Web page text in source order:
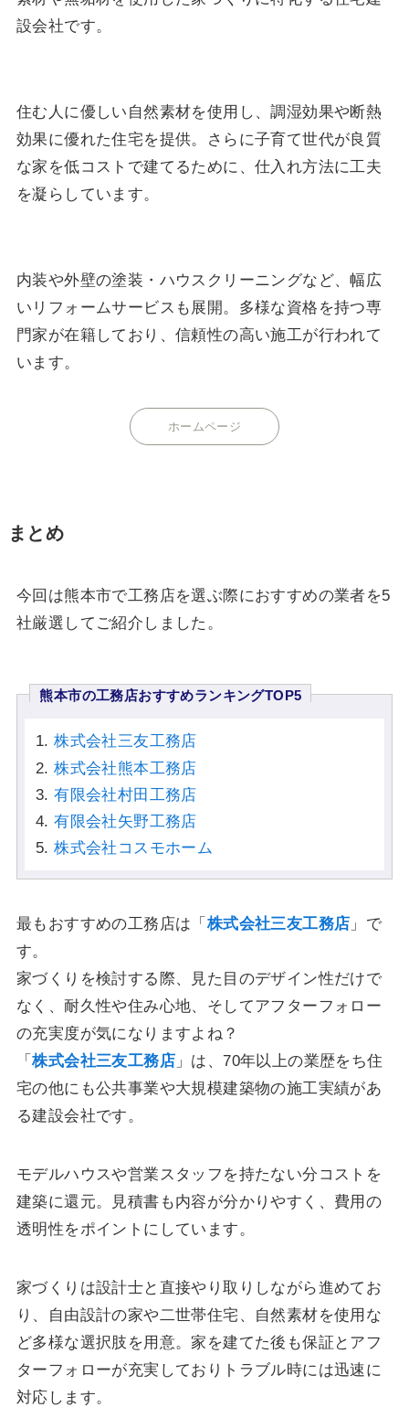
設会社です。
住む人に優しい自然素材を使用し、調湿効果や断熱
効果に優れた住宅を提供。さらに子育て世代が良質
な家を低コストで建てるために、仕入れ方法に工夫
を凝らしています。
内装や外壁の塗装・ハウスクリーニングなど、幅広
いリフォームサービスも展開。多様な資格を持つ専
門家が在籍しており、信頼性の高い施工が行われて
います。
ホームページ
まとめ
今回は熊本市で工務店を選ぶ際におすすめの業者を5
社厳選してご紹介しました。
熊本市の工務店おすすめランキングTOP5
株式会社三友工務店
株式会社熊本工務店
有限会社村田工務店
有限会社矢野工務店
株式会社コスモホーム
最もおすすめの工務店は「 株式会社三友工務店 」で
す。
家づくりを検討する際、見た目のデザイン性だけで
なく、耐久性や住み心地、そしてアフターフォロー
の充実度が気になりますよね？
「株式会社三友工務店」は、70年以上の業歴をち住
宅の他にも公共事業や大規模建築物の施工実績があ
る建設会社です。
モデルハウスや営業スタッフを持たない分コストを
建築に還元。見積書も内容が分かりやすく、費用の
透明性をポイントにしています。
家づくりは設計士と直接やり取りしながら進めてお
り、自由設計の家や二世帯住宅、自然素材を使用な
ど多様な選択肢を用意。家を建てた後も保証とアフ
ターフォローが充実しておりトラブル時には迅速に
対応します。